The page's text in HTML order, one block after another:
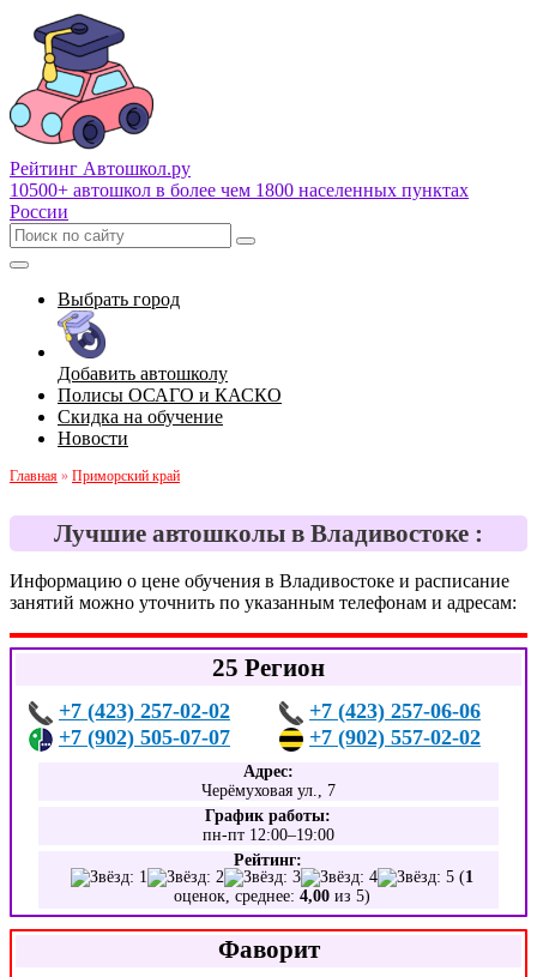
Рейтинг Автошкол.ру
10500+ автошкол в более чем 1800 населенных пунктах
России
Выбрать город
Добавить автошколу
Полисы ОСАГО и КАСКО
Скидка на обучение
Новости
Главная » Приморский край
Лучшие автошколы в Владивостоке :
Информацию о цене обучения в Владивостоке и расписание
занятий можно уточнить по указанным телефонам и адресам:
25 Регион
+7 (423) 257-02-02
+7 (423) 257-06-06
+7 (902) 505-07-07
+7 (902) 557-02-02
Адрес:
Черёмуховая ул., 7
График работы:
пн-пт 12:00–19:00
Рейтинг:
(1
оценок, среднее:4,00 из 5)
Фаворит